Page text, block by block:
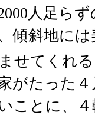
人足ら
傾斜地に
せてくれ
がたった
ことに、